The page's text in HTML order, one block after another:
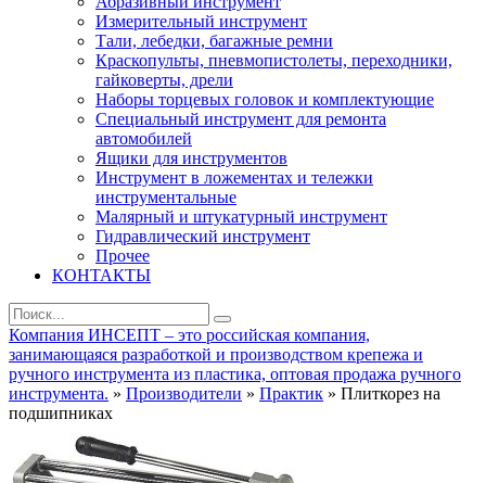
Измерительный инструмент
Тали, лебедки, багажные ремни
Краскопульты, пневмопистолеты, переходники,
гайковерты, дрели
Наборы торцевых головок и комплектующие
Специальный инструмент для ремонта
автомобилей
Ящики для инструментов
Инструмент в ложементах и тележки
инструментальные
Малярный и штукатурный инструмент
Гидравлический инструмент
Прочее
КОНТАКТЫ
Компания ИНСЕПТ – это российская компания,
занимающаяся разработкой и производством крепежа и
ручного инструмента из пластика, оптовая продажа ручного
инструмента. » Производители » Практик » Плиткорез на
подшипниках